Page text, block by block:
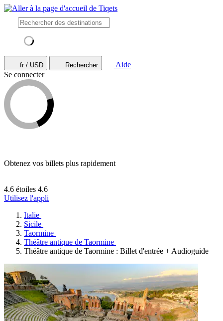
fr / USD Rechercher
Aide
Se connecter
Obtenez vos billets plus rapidement
4.6 étoiles 4.6
Utilisez l'appli
Italie
Sicile
Taormine
Théâtre antique de Taormine
Théâtre antique de Taormine : Billet d'entrée + Audioguide